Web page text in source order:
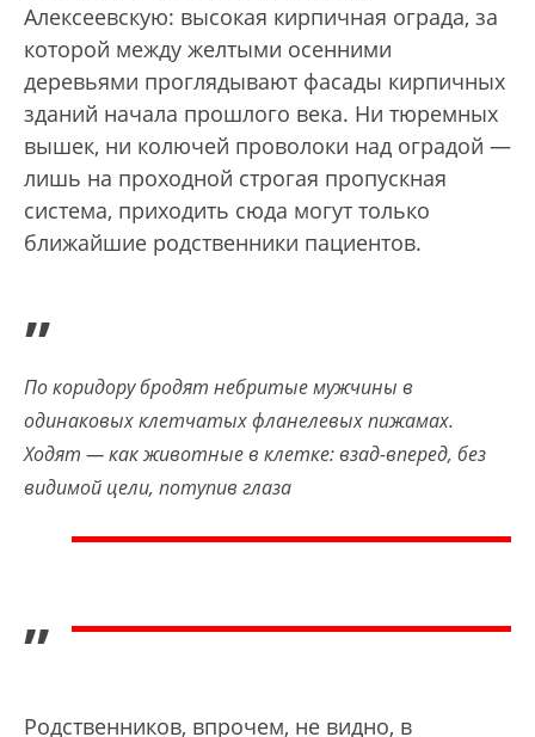
Алексеевскую: высокая кирпичная ограда, за
которой между желтыми осенними
деревьями проглядывают фасады кирпичных
зданий начала прошлого века. Ни тюремных
вышек, ни колючей проволоки над оградой —
лишь на проходной строгая пропускная
система, приходить сюда могут только
ближайшие родственники пациентов.
„
По коридору бродят небритые мужчины в
одинаковых клетчатых фланелевых пижамах.
Ходят — как животные в клетке: взад-вперед, без
видимой цели, потупив глаза
”
Родственников, впрочем, не видно, в